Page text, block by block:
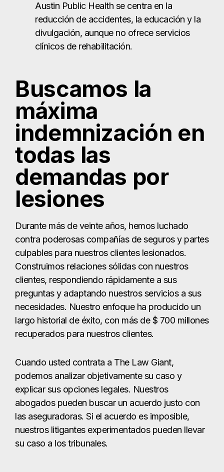
Austin Public Health se centra en la
reducción de accidentes, la educación y la
divulgación, aunque no ofrece servicios
clínicos de rehabilitación.
Buscamos la
máxima
indemnización en
todas las
demandas por
lesiones
Durante más de veinte años, hemos luchado
contra poderosas compañías de seguros y partes
culpables para nuestros clientes lesionados.
Construimos relaciones sólidas con nuestros
clientes, respondiendo rápidamente a sus
preguntas y adaptando nuestros servicios a sus
necesidades. Nuestro enfoque ha producido un
largo historial de éxito, con más de $ 700 millones
recuperados para nuestros clientes.
Cuando usted contrata a The Law Giant,
podemos analizar objetivamente su caso y
explicar sus opciones legales. Nuestros
abogados pueden buscar un acuerdo justo con
las aseguradoras. Si el acuerdo es imposible,
nuestros litigantes experimentados pueden llevar
su caso a los tribunales.